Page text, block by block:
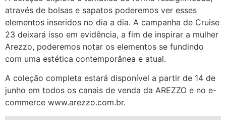
através de bolsas e sapatos poderemos ver esses
elementos inseridos no dia a dia. A campanha de Cruise
23 deixará isso em evidência, a fim de inspirar a mulher
Arezzo, poderemos notar os elementos se fundindo
com uma estética contemporânea e atual.
A coleção completa estará disponível a partir de 14 de
junho em todos os canais de venda da AREZZO e no e-
commerce www.arezzo.com.br.